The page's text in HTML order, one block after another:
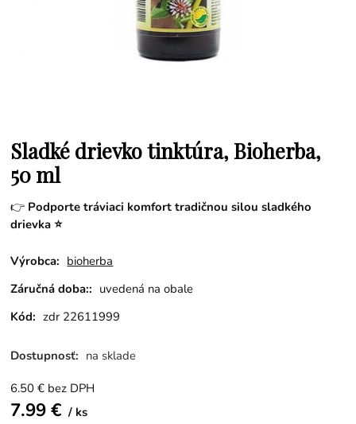
Sladké drievko tinktúra, Bioherba,
50 ml
👉 Podporte tráviaci komfort tradičnou silou sladkého
drievka ⭐
Výrobca: bioherba
Záručná doba:: uvedená na obale
Kód: zdr 22611999
Dostupnosť: na sklade
6.50 € bez DPH
7.99€ ks